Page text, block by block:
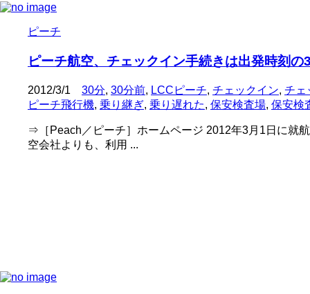
ピーチ
ピーチ航空、チェックイン手続きは出発時刻
2012/3/1 30分, 30分前, LCCピーチ, チェックイン, チェ
ピーチ飛行機, 乗り継ぎ, 乗り遅れた, 保安検査場, 保安検
⇒［Peach／ピーチ］ホームページ 2012年3月1日に就
空会社よりも、利用 ...